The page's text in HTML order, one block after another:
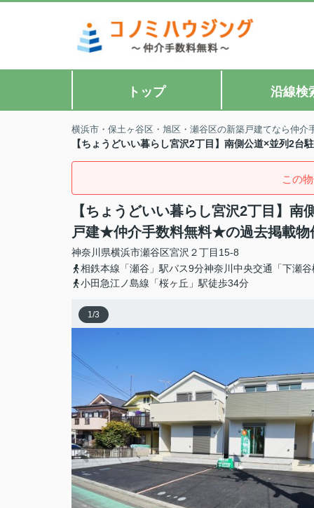
トップ 沿線検
横浜市・保土ヶ谷区・旭区・瀬谷区の新築戸建てなら仲介
【ちょうどいい暮らし宮沢2丁目】南側公道×並列2
この
【ちょうどいい暮らし宮沢2丁目】
戸建★仲介手数料無料★の過去掲載物
神奈川県横浜市瀬谷区宮沢 ２丁目15-8
相鉄本線「瀬谷」駅バス9分神奈川中央交通「下瀬
小田急江ノ島線「桜ヶ丘」駅徒歩34分
1/3